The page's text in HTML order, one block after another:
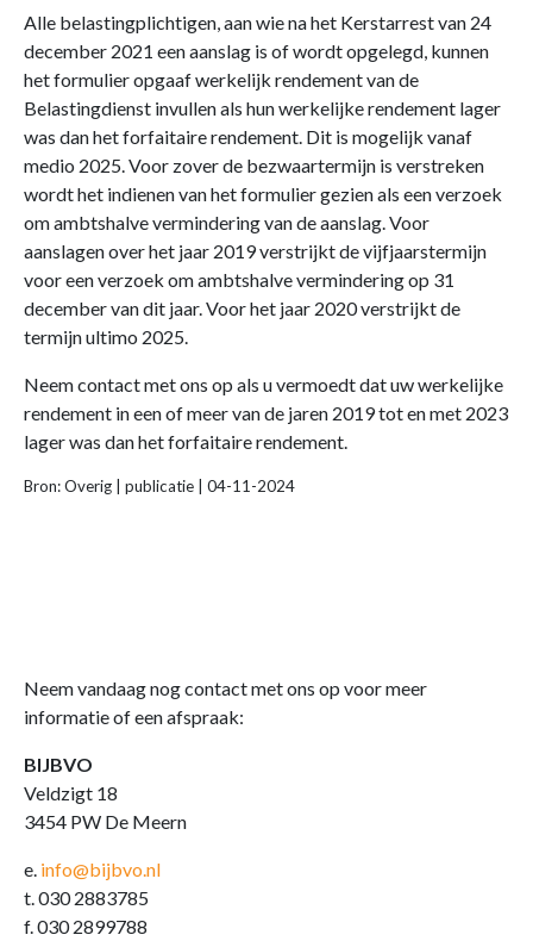
Alle belastingplichtigen, aan wie na het Kerstarrest van 24
december 2021 een aanslag is of wordt opgelegd, kunnen
het formulier opgaaf werkelijk rendement van de
Belastingdienst invullen als hun werkelijke rendement lager
was dan het forfaitaire rendement. Dit is mogelijk vanaf
medio 2025. Voor zover de bezwaartermijn is verstreken
wordt het indienen van het formulier gezien als een verzoek
om ambtshalve vermindering van de aanslag. Voor
aanslagen over het jaar 2019 verstrijkt de vijfjaarstermijn
voor een verzoek om ambtshalve vermindering op 31
december van dit jaar. Voor het jaar 2020 verstrijkt de
termijn ultimo 2025.
Neem contact met ons op als u vermoedt dat uw werkelijke
rendement in een of meer van de jaren 2019 tot en met 2023
lager was dan het forfaitaire rendement.
Bron: Overig | publicatie | 04-11-2024
Neem vandaag nog contact met ons op voor meer
informatie of een afspraak:
BIJBVO
Veldzigt 18
3454 PW De Meern
e. info@bijbvo.nl
t. 030 2883785
f. 030 2899788